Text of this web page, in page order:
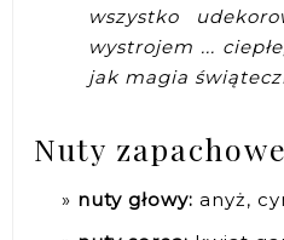
wszystko
wystrojem ...
jak magia
Nuty zapachowe
nuty głowy: anyż,